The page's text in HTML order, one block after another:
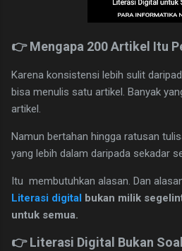
👉 Mengapa 200 Artikel Itu
Karena konsistensi lebih sulit
bisa menulis satu artikel. Banyak
artikel.
Namun bertahan hingga ratusan
yang lebih dalam daripada sekadar
Itu membutuhkan alasan. Dan
Literasi digital bukan milik
untuk semua.
👉 Literasi Digital Bukan